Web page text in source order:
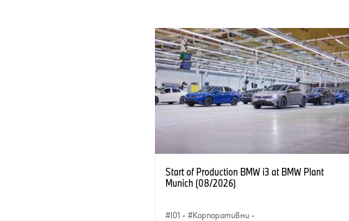
Start of Production BMW i3 at BMW Plant
Munich (08/2026)
I01 · Корпоративни ·